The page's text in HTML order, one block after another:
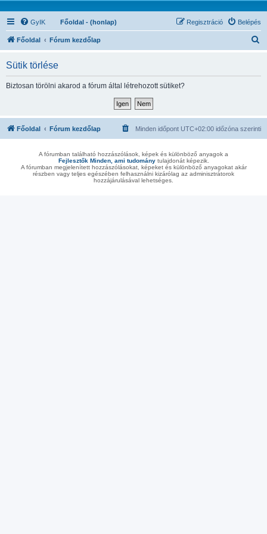
GyIK Főoldal - (honlap) Belépés
Regisztráció
Főoldal Fórum kezdőlap
s
Sütik törlése
Biztosan törölni akarod a fórum által létrehozott sütiket?
Főoldal Fórum kezdőlap Minden időpont UTC+02:00 időzóna szerinti
A fórumban található hozzászólások, képek és különböző anyagok a
Fejlesztők Minden, ami tudománytulajdonát képezik.
A fórumban megjelenített hozzászólásokat, képeket és különböző anyagokat akár
részben vagy teljes egészében felhasználni kizárólag az adminisztrátorok
hozzájárulásával lehetséges.